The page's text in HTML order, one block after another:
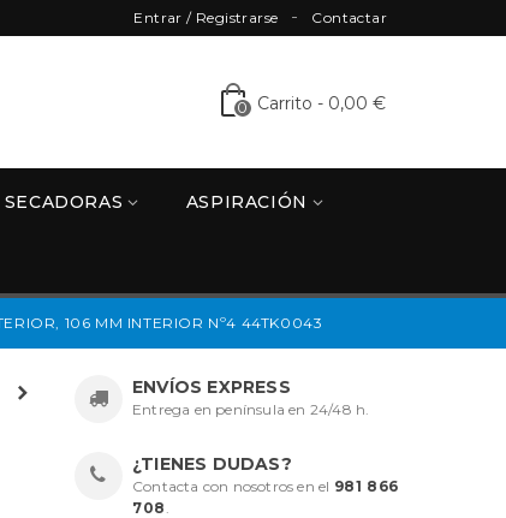
Contactar
Entrar / Registrarse
0 Carrito - 0,00 €
SECADORAS ASPIRACIÓN
106 MM INTERIOR Nº4 44TK0043
ENVÍOS EXPRESS
Entrega en península en 24/48 h.
¿TIENES DUDAS?
Contacta con nosotros en el 981 866
708 .